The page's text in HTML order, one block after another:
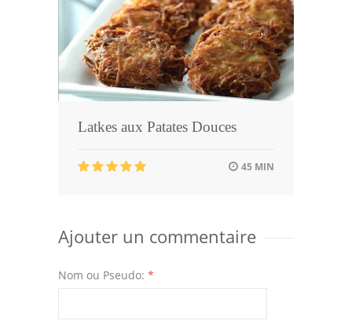
Latkes aux Patates Douces
45 MIN
Ajouter un commentaire
Nom ou Pseudo: *